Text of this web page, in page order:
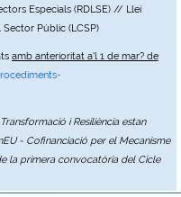
Especials (RDLSE) // Llei
Públic (LCSP)
amb anterioritat a'l 1 de mar? de
i Resiliència estan
- Cofinanciació per el Mecanisme
la primera convocatòria del Cicle